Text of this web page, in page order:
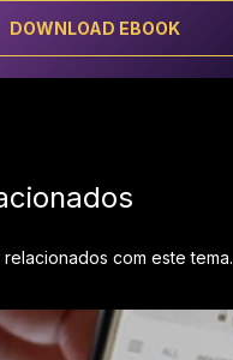
DOWNLOAD EBOOK
com este tema.